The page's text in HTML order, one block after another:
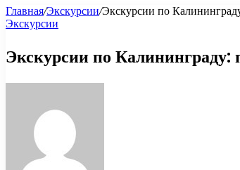
Главная/Экскурсии/Экскурсии по
Экскурсии
Экскурсии по Калининграду: